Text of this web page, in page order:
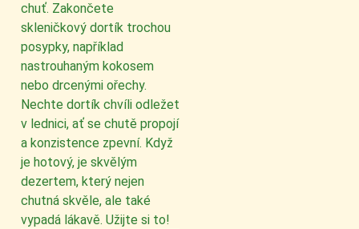
chuť. Zakončete
skleničkový dortík trochou
posypky, například
nastrouhaným kokosem
nebo drcenými ořechy.
Nechte dortík chvíli odležet
v lednici, ať se chutě propojí
a konzistence zpevní. Když
je hotový, je skvělým
dezertem, který nejen
chutná skvěle, ale také
vypadá lákavě. Užijte si to!